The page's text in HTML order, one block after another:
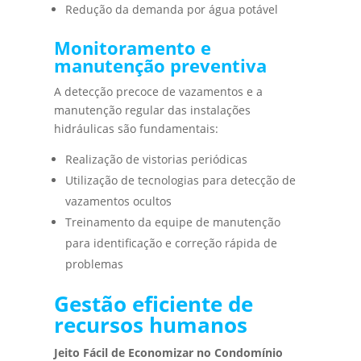
Redução da demanda por água potável
Monitoramento e
manutenção preventiva
A detecção precoce de vazamentos e a
manutenção regular das instalações
hidráulicas são fundamentais:
Realização de vistorias periódicas
Utilização de tecnologias para detecção de
vazamentos ocultos
Treinamento da equipe de manutenção
para identificação e correção rápida de
problemas
Gestão eficiente de
recursos humanos
Jeito Fácil de Economizar no Condomínio